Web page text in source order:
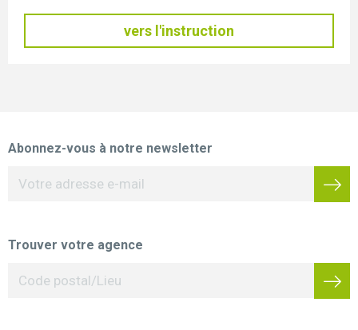
vers l'instruction
Abonnez-vous à notre newsletter
Trouver votre agence